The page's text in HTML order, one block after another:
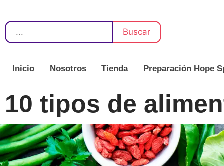
Buscar
Inicio Nosotros Tienda Preparación Hope
10 tipos de